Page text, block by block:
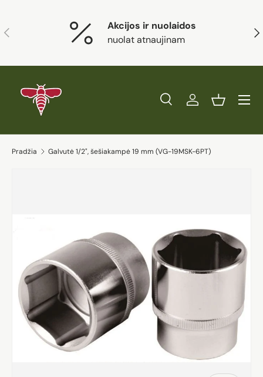
Ankstesnis
Akcijos ir nuolaidos
nuolat atnaujinam
Ieškoti
Prekės tipas
PaieškaPrisijungtiKrepšelis
Pradžia Galvutė 1/2", šešiakampė 19 mm (VG-19MSK-6PT)